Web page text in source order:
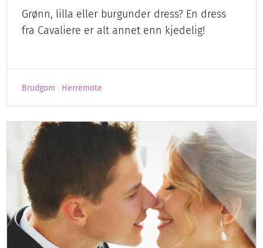
Grønn, lilla eller burgunder dress? En dress
fra Cavaliere er alt annet enn kjedelig!
Brudgom Herremote